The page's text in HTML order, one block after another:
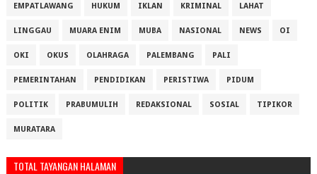
EMPATLAWANG HUKUM IKLAN KRIMINAL LAHAT
LINGGAU MUARA ENIM MUBA NASIONAL NEWS OI
OKI OKUS OLAHRAGA PALEMBANG PALI
PEMERINTAHAN PENDIDIKAN PERISTIWA PIDUM
POLITIK PRABUMULIH REDAKSIONAL SOSIAL TIPIKOR
MURATARA
TOTAL TAYANGAN HALAMAN